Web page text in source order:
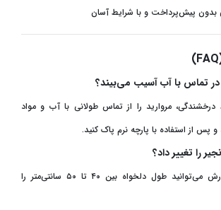
بدون پیش‌پرداخت و با شرایط آسان
در تماس با آب آسیب می‌بیند؟
مروارید را از تماس طولانی با آب و مواد
و پس از استفاده با پارچه نرم پاک کنید.
را تغییر داد؟
بله، هنگام ثبت سفارش می‌توانید طول دلخواه بین ۴۰ تا ۵۰ سانتی‌متر را